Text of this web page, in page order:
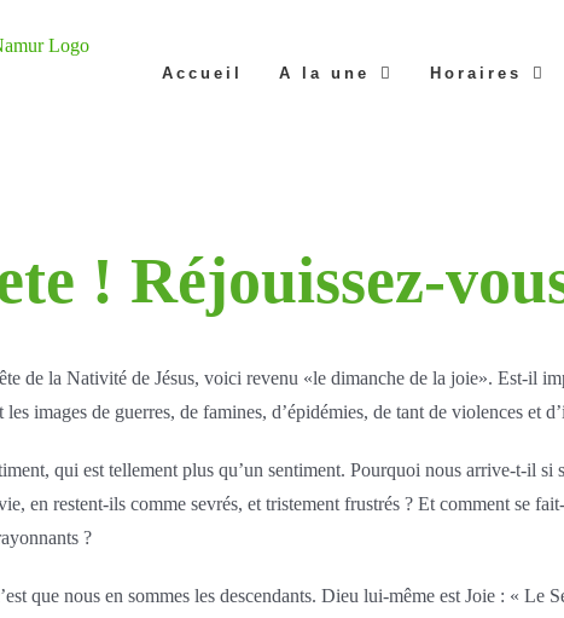
Accueil A la une Horaires
! Réjouissez-
de la Nativité de Jésus, voici revenu «le dimanche de la joie». Est-il
images de guerres, de famines, d’épidémies, de tant de violences et
qui est tellement plus qu’un sentiment. Pourquoi nous arrive-t-il si
en restent-ils comme sevrés, et tristement frustrés ? Et comment se
?
que nous en sommes les descendants. Dieu lui-même est Joie : « Le